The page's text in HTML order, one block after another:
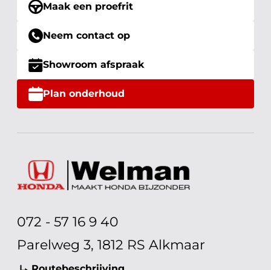
Maak een proefrit
Neem contact op
Showroom afspraak
Plan onderhoud
072 - 57 16 9 40
Parelweg 3, 1812 RS Alkmaar